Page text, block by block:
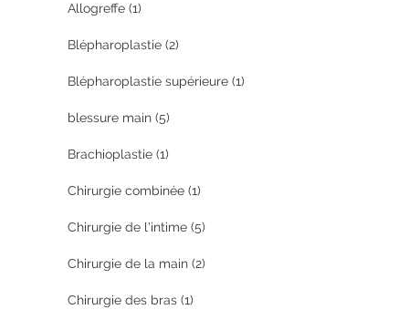
Allogreffe (1)
Blépharoplastie (2)
Blépharoplastie supérieure (1)
blessure main (5)
Brachioplastie (1)
Chirurgie combinée (1)
Chirurgie de l'intime (5)
Chirurgie de la main (2)
Chirurgie des bras (1)